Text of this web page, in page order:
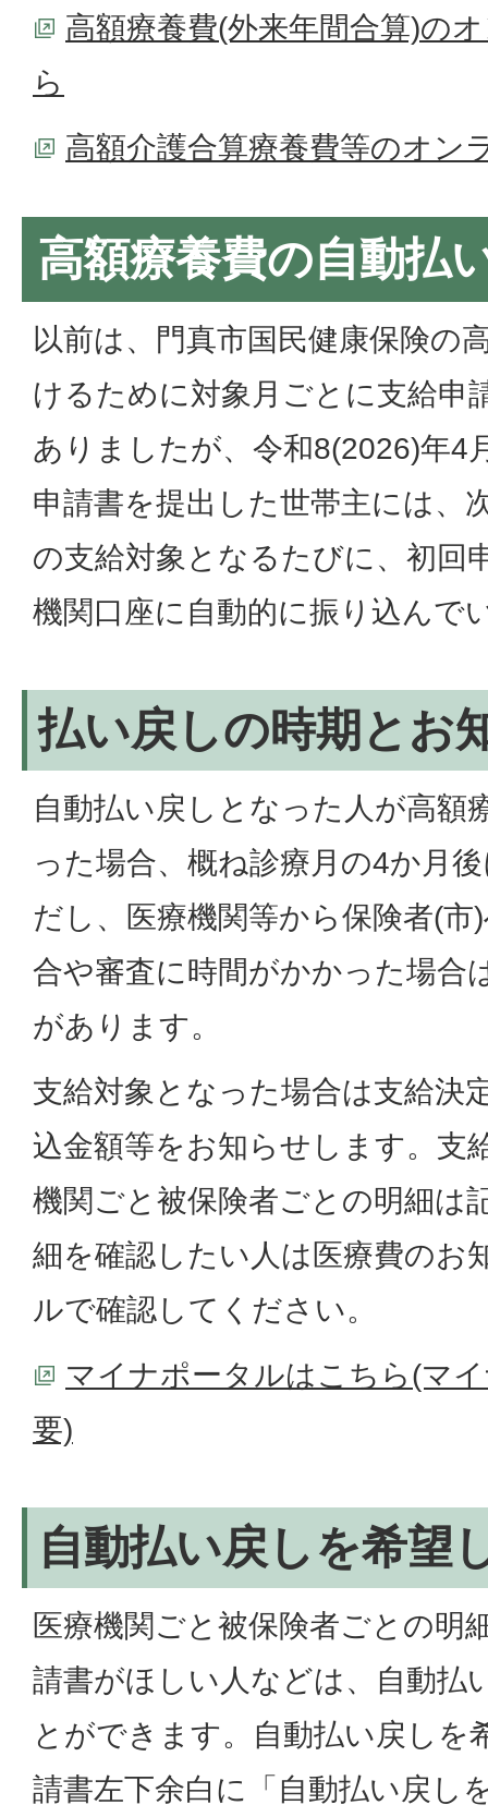
高額療養費(外来年間合算)の
ら
高額介護合算療養費等のオン
高額療養費の自動払
以前は、門真市国民健康保険の
けるために対象月ごとに支給申
ありましたが、令和8(2026)年4
申請書を提出した世帯主には、
の支給対象となるたびに、初回
機関口座に自動的に振り込んで
払い戻しの時期とお
自動払い戻しとなった人が高額
った場合、概ね診療月の4か月
だし、医療機関等から保険者(
合や審査に時間がかかった場合
があります。
支給対象となった場合は支給決
込金額等をお知らせします。支
機関ごと被保険者ごとの明細は
細を確認したい人は医療費のお
ルで確認してください。
マイナポータルはこちら(マ
要)
自動払い戻しを希望
医療機関ごと被保険者ごとの明
請書がほしい人などは、自動払
とができます。自動払い戻しを
請書左下余白に「自動払い戻し